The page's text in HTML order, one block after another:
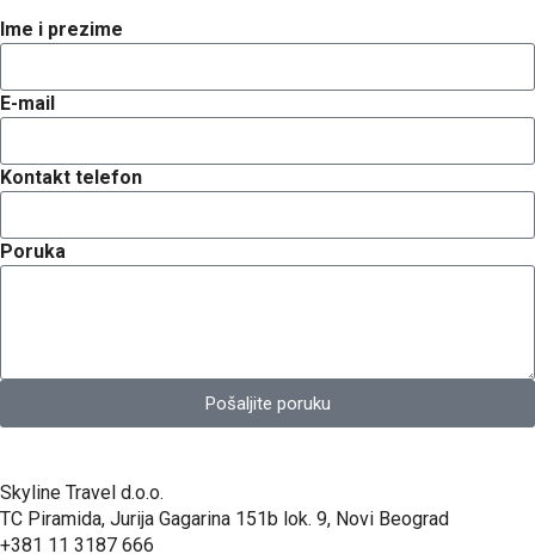
Ime i prezime
E-mail
Kontakt telefon
Poruka
Pošaljite poruku
Skyline Travel d.o.o.
TC Piramida, Jurija Gagarina 151b lok. 9, Novi Beograd
+381 11 3187 666